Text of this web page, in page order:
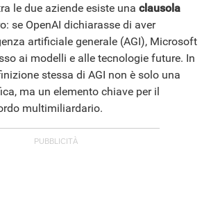
le due aziende esiste una clausola
se OpenAI dichiarasse di aver
artificiale generale (AGI), Microsoft
ai modelli e alle tecnologie future. In
stessa di AGI non è solo una
ma un elemento chiave per il
multimiliardario.